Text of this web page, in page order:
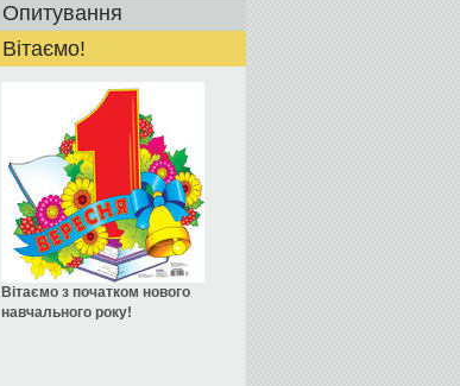
Опитування
Вітаємо!
Вітаємо з початком нового
навчального року!